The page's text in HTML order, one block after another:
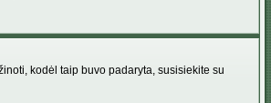
kodėl taip buvo padaryta, susisiekite su